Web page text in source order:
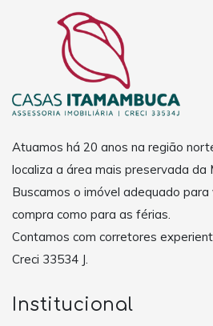
Atuamos há 20 anos na região
localiza a área mais preservada da
Buscamos o imóvel adequado para
compra como para as férias.
Contamos com corretores
Creci 33534 J.
Institucional